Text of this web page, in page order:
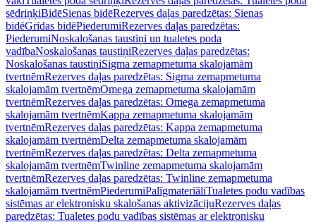
sēdriņķiBidēSienas bidēRezerves daļas paredzētas: Sienas
bidēGrīdas bidēPiederumiRezerves daļas paredzētas:
PiederumiNoskalošanas taustiņi un tualetes poda
vadībaNoskalošanas taustiņiRezerves daļas paredzētas:
Noskalošanas taustiņiSigma zemapmetuma skalojamām
tvertnēmRezerves daļas paredzētas: Sigma zemapmetuma
skalojamām tvertnēmOmega zemapmetuma skalojamām
tvertnēmRezerves daļas paredzētas: Omega zemapmetuma
skalojamām tvertnēmKappa zemapmetuma skalojamām
tvertnēmRezerves daļas paredzētas: Kappa zemapmetuma
skalojamām tvertnēmDelta zemapmetuma skalojamām
tvertnēmRezerves daļas paredzētas: Delta zemapmetuma
skalojamām tvertnēmTwinline zemapmetuma skalojamām
tvertnēmRezerves daļas paredzētas: Twinline zemapmetuma
skalojamām tvertnēmPiederumiPalīgmateriāliTualetes podu vadības
sistēmas ar elektronisku skalošanas aktivizācijuRezerves daļas
paredzētas: Tualetes podu vadības sistēmas ar elektronisku